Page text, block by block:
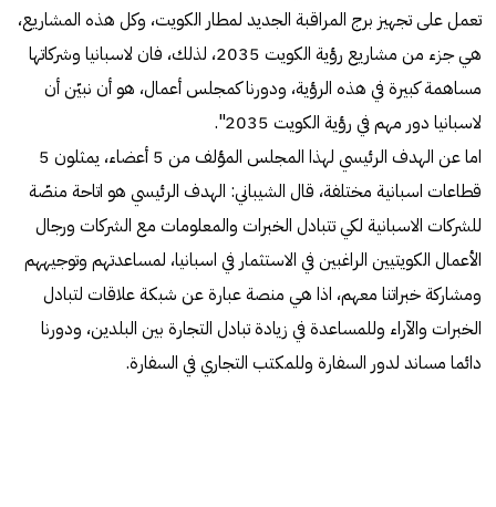
تعمل على تجهيز برج المراقبة الجديد لمطار الكويت، وكل هذه المشاريع،
هي جزء من مشاريع رؤية الكويت 2035، لذلك، فان لاسبانيا وشركاتها
مساهمة كبيرة في هذه الرؤية، ودورنا كمجلس أعمال، هو أن نبيّن أن
لاسبانيا دور مهم في رؤية الكويت 2035".
اما عن الهدف الرئيسي لهذا المجلس المؤلف من 5 أعضاء، يمثلون 5
قطاعات اسبانية مختلفة، قال الشيباني: الهدف الرئيسي هو اتاحة منصّة
للشركات الاسبانية لكي تتبادل الخبرات والمعلومات مع الشركات ورجال
الأعمال الكويتيين الراغبين في الاستثمار في اسبانيا، لمساعدتهم وتوجيههم
ومشاركة خبراتنا معهم، اذا هي منصة عبارة عن شبكة علاقات لتبادل
الخبرات والآراء وللمساعدة في زيادة تبادل التجارة بين البلدين، ودورنا
دائما مساند لدور السفارة وللمكتب التجاري في السفارة.